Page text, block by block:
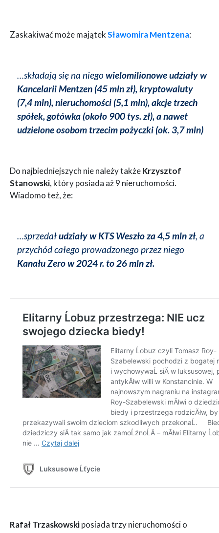
Zaskakiwać może majątekSławomira Mentzena:
…składają się na niego wielomilionowe udziały w
Kancelarii Mentzen (45 mln zł), kryptowaluty
(7,4 mln), nieruchomości (5,1 mln), akcje trzech
spółek, gotówka (około 900 tys. zł), a nawet
udzielone osobom trzecim pożyczki (ok. 3,7 mln)
Do najbiedniejszych nie należy takżeKrzysztof
Stanowski, który posiada aż 9 nieruchomości.
Wiadomo też, że:
…sprzedałudziały w KTS Weszło za 4,5 mln zł, a
przychód całego prowadzonego przez niego
Kanału Zero w 2024 r. to 26 mln zł.
Rafał Trzaskowskiposiada trzy nieruchomości o